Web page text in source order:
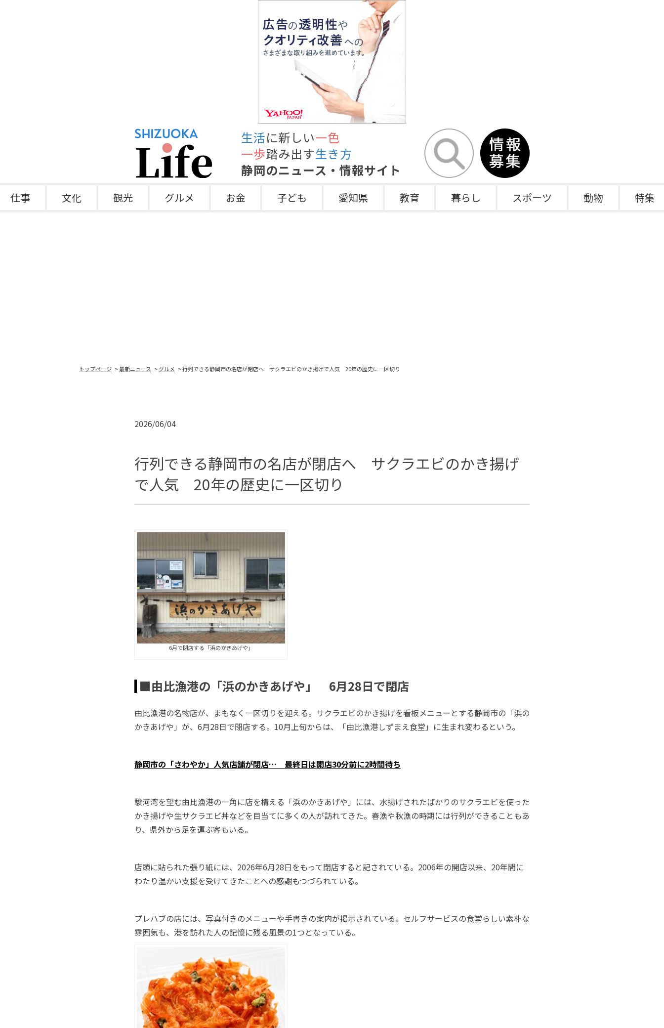
生活に新しい一色
一歩踏み出す生き方
静岡のニュース・情報サイト
仕事 文化 観光 グルメ お金 子ども 愛知県 教育 暮らし スポーツ 動物 特集
トップページ 最新ニュース グルメ 行列できる静岡市の名店が閉店へ サクラエビのかき揚げで人気 20年の歴史に一区切り
2026/06/04
行列できる静岡市の名店が閉店へ サクラエビのかき揚げ
で人気 20年の歴史に一区切り
6月で閉店する「浜のかきあげや」
■由比漁港の「浜のかきあげや」 6月28日で閉店
由比漁港の名物店が、まもなく一区切りを迎える。サクラエビのかき揚げを看板メニューとする静岡市の「浜の
かきあげや」が、6月28日で閉店する。10月上旬からは、「由比漁港しずまえ食堂」に生まれ変わるという。
静岡市の「さわやか」人気店舗が閉店… 最終日は開店30分前に2時間待ち
駿河湾を望む由比漁港の一角に店を構える「浜のかきあげや」には、水揚げされたばかりのサクラエビを使った
かき揚げや生サクラエビ丼などを目当てに多くの人が訪れてきた。春漁や秋漁の時期には行列ができることもあ
り、県外から足を運ぶ客もいる。
店頭に貼られた張り紙には、2026年6月28日をもって閉店すると記されている。2006年の開店以来、20年間に
わたり温かい支援を受けてきたことへの感謝もつづられている。
プレハブの店には、写真付きのメニューや手書きの案内が掲示されている。セルフサービスの食堂らしい素朴な
雰囲気も、港を訪れた人の記憶に残る風景の1つとなっている。